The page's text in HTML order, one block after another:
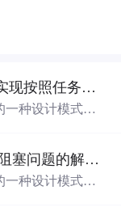
future.get方法阻塞问题的解决，实现按照任务完成的先后顺序获取任务的结果
种设计模式。F
那儿取出结果。
能够中断任务
java 多线程 submit future.get方法阻塞问题的解决，实现按照任务完成的先后顺序获取任务的结果
种设计模式。F